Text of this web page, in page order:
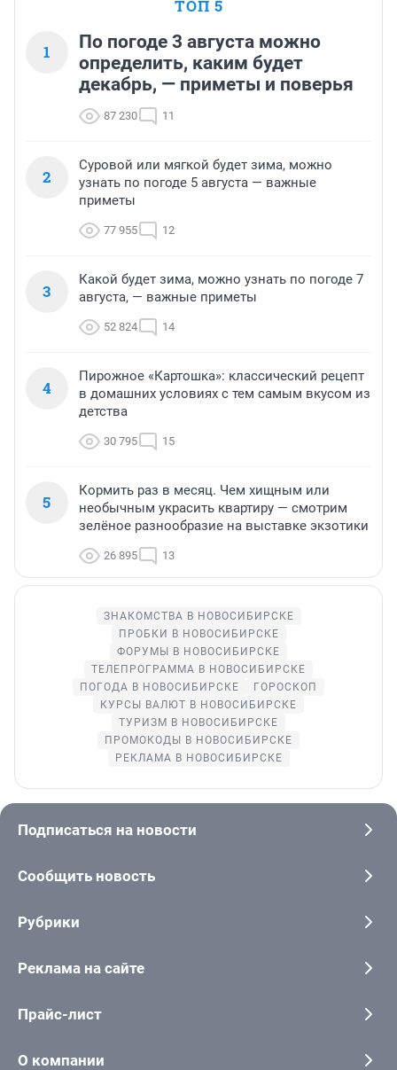
ТОП 5
1
По погоде 3 августа можно
определить, каким будет
декабрь, — приметы и поверья
87 230 11
2
Суровой или мягкой будет зима, можно
узнать по погоде 5 августа — важные
приметы
77 955 12
3
Какой будет зима, можно узнать по погоде 7
августа, — важные приметы
52 824 14
4
Пирожное «Картошка»: классический рецепт
в домашних условиях с тем самым вкусом из
детства
30 795 15
5
Кормить раз в месяц. Чем хищным или
необычным украсить квартиру — смотрим
зелёное разнообразие на выставке экзотики
26 895 13
ЗНАКОМСТВА В НОВОСИБИРСКЕ
ПРОБКИ В НОВОСИБИРСКЕ
ФОРУМЫ В НОВОСИБИРСКЕ
ТЕЛЕПРОГРАММА В НОВОСИБИРСКЕ
ПОГОДА В НОВОСИБИРСКЕ
ГОРОСКОП
КУРСЫ ВАЛЮТ В НОВОСИБИРСКЕ
ТУРИЗМ В НОВОСИБИРСКЕ
ПРОМОКОДЫ В НОВОСИБИРСКЕ
РЕКЛАМА В НОВОСИБИРСКЕ
Подписаться на новости
Сообщить новость
Рубрики
Реклама на сайте
Прайс-лист
О компании